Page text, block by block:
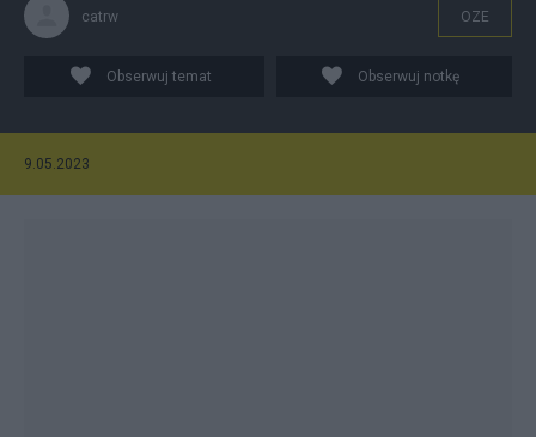
catrw OZE
Obserwuj temat Obserwuj notkę
9.05.2023